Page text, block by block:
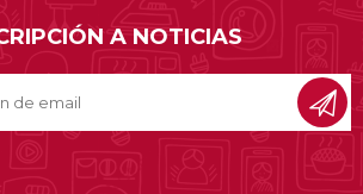
A NOTICIAS